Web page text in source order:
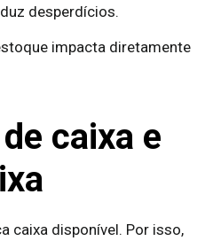
desperdícios.
impacta diretamente
caixa e
caixa disponível. Por isso,